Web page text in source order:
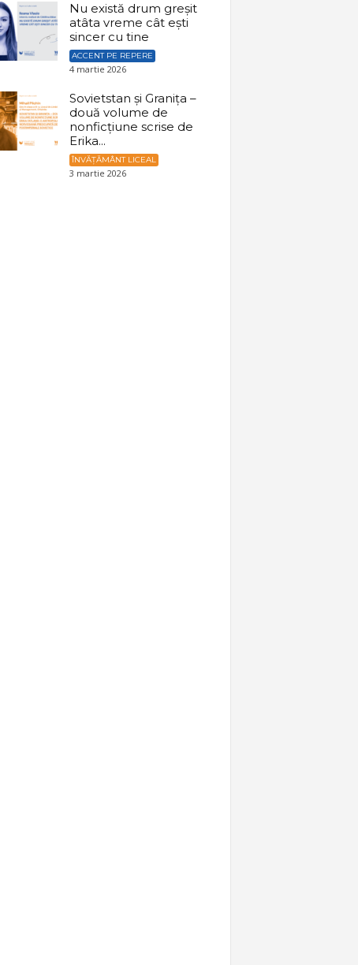
Nu există drum greșit
atâta vreme cât ești
sincer cu tine
ACCENT PE REPERE
4 martie 2026
Sovietstan și Granița –
două volume de
nonficțiune scrise de
Erika...
ÎNVĂȚĂMÂNT LICEAL
3 martie 2026